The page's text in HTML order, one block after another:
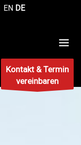
EN DE
Kontakt & Termin
vereinbaren